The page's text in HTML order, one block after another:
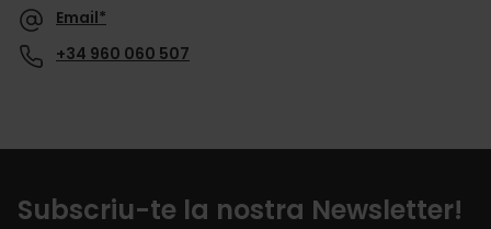
Email*
+34 960 060 507
Subscriu-te la nostra Newsletter!